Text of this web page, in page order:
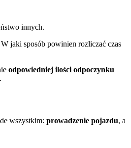
innych.
jaki sposób powinien rozliczać czas
odpowiedniej ilości odpoczynku
wszystkim: prowadzenie pojazdu, a